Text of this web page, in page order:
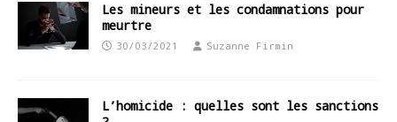
Les mineurs et les condamnations pour
meurtre
30/03/2021 Suzanne Firmin
L’homicide : quelles sont les sanctions